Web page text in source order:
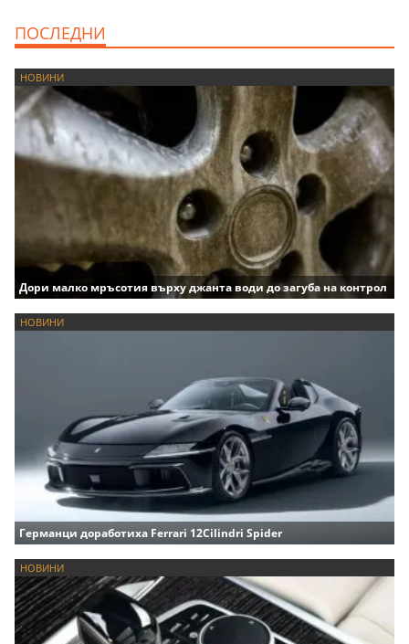
ПОСЛЕДНИ
НОВИНИ
Дори малко мръсотия върху джанта води до загуба на контрол
НОВИНИ
Германци доработиха Ferrari 12Cilindri Spider
НОВИНИ